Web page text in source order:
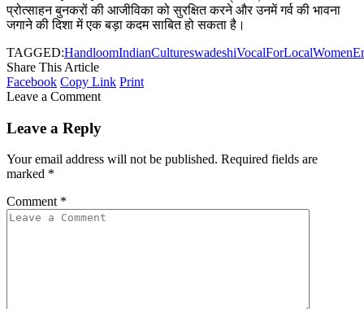
प्रोत्साहन बुनकरों की आजीविका को सुरक्षित करने और उनमें गर्व की भावना
जगाने की दिशा में एक बड़ा कदम साबित हो सकता है।
TAGGED:HandloomIndianCultureswadeshiVocalForLocal
Share This Article
Facebook Copy Link Print
Leave a Comment
Leave a Reply
Your email address will not be published. Required fields are
marked *
Comment *